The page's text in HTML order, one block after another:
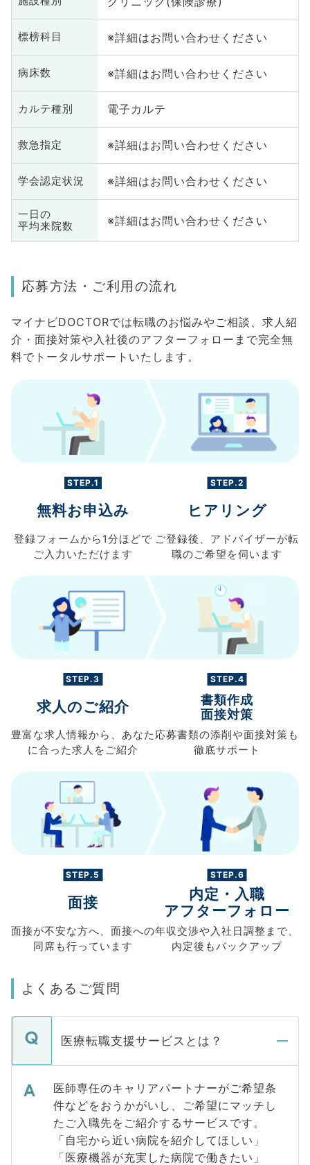
標榜科目 ※詳細はお問い合わせください
病床数 ※詳細はお問い合わせください
カルテ種別 電子カルテ
救急指定 ※詳細はお問い合わせください
学会認定状況 ※詳細はお問い合わせください
一日の
平均来院数
※詳細はお問い合わせください
応募方法・ご利用の流れ
マイナビDOCTORでは転職のお悩みやご相談、求人紹
介・面接対策や入社後のアフターフォローまで完全無
料でトータルサポートいたします。
STEP.1
無料お申込み
登録フォームから 1分ほどで
ご入力 いただけます
STEP.2
ヒアリング
ご登録後、 アドバイザーが転
職のご希望を伺います
STEP.3
求人のご紹介
豊富な求人情報から、 あなた
に合った求人を ご紹介
STEP.4
書類作成
面接対策
応募書類の添削や面接対策も
徹底サポート
STEP.5
面接
面接が不安な方へ、 面接への
同席も行っています
STEP.6
内定・入職
アフターフォロー
年収交渉や入社日調整まで、
内定後もバックアップ
よくあるご質問
医療転職支援サービスとは？
医師専任のキャリアパートナーがご希望条
件などをおうかがいし、ご希望にマッチし
たご入職先をご紹介するサービスです。
「自宅から近い病院を紹介してほしい」
「医療機器が充実した病院で働きたい」